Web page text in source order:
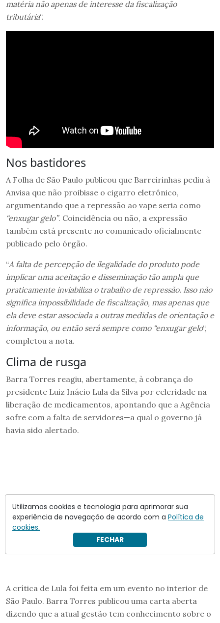
matéria não apenas de interesse da fiscalização
tributária“.
Nos bastidores
A Folha de São Paulo publicou que Barreirinhas pediu à
Anvisa que não proibisse o cigarro eletrônico,
argumentando que a repressão ao vape seria como
“enxugar gelo”. Coincidência ou não, a expressão
também está presente no comunicado oficialmente
publicado pelo órgão.
“A falta de percepção de ilegalidade do produto pode
implicar uma aceitação e disseminação tão ampla que
praticamente inviabiliza o trabalho de repressão. Isso não
significa impossibilidade de fiscalização, mas apenas que
ela deve estar associada a outras medidas de orientação e
informação, ou então será sempre como “enxugar gelo“,
completou a nota.
Clima de rusga
Barra Torres reagiu, abertamente, à cobrança do
presidente Luiz Inácio Lula da Silva por celeridade na
liberação de medicamentos, apontando que a Agência
sofre com a falta de servidores—a qual o governo já
havia sido alertado.
A crítica de Lula foi feita em um evento no interior de
São Paulo. Barra Torres publicou uma carta aberta
dizendo que a atual gestão tem conhecimento sobre o
Utilizamos cookies e tecnologia para aprimorar sua
experiência de navegação de acordo com a Política de
cookies.
FECHAR